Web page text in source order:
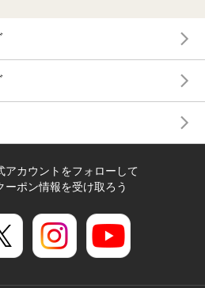
アカウントをフォローして
ーポン情報を受け取ろう